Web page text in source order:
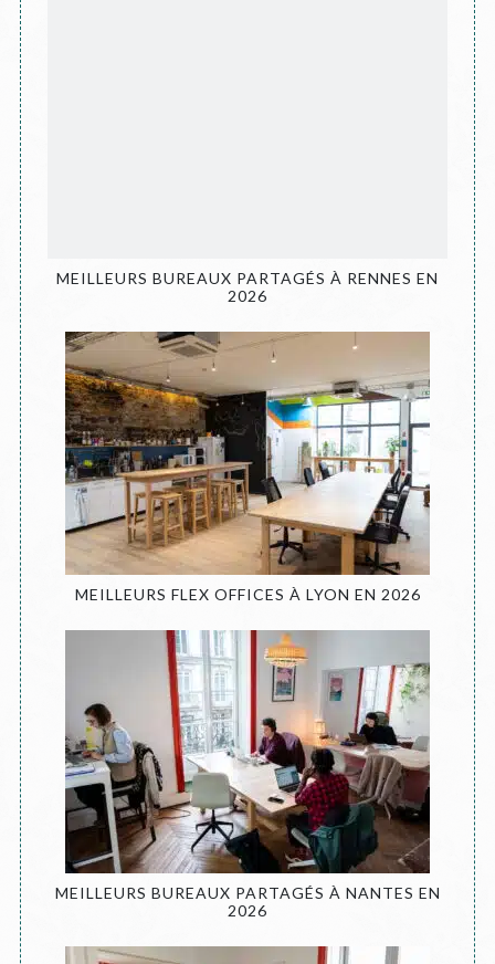
MEILLEURS BUREAUX PARTAGÉS À RENNES EN
2026
MEILLEURS FLEX OFFICES À LYON EN 2026
MEILLEURS BUREAUX PARTAGÉS À NANTES EN
2026